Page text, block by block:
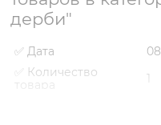
дерби"
✅ Дата
✅ Количество
товара
1